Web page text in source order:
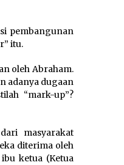
pembangunan
itu.
oleh Abraham.
adanya dugaan
“mark-up”?
masyarakat
diterima oleh
ketua (Ketua